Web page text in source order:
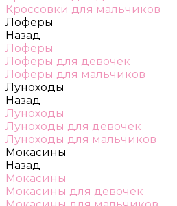
Кроссовки для мальчиков
Лоферы
Назад
Лоферы
Лоферы для девочек
Лоферы для мальчиков
Луноходы
Назад
Луноходы
Луноходы для девочек
Луноходы для мальчиков
Мокасины
Назад
Мокасины
Мокасины для девочек